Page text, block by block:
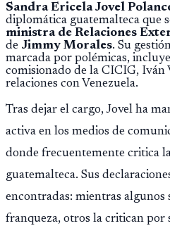
Sandra Ericela Jovel
diplomática guatemalteca que
ministra de Relaciones
de Jimmy Morales. Su
marcada por polémicas,
comisionado de la CICIG, Iván
relaciones con Venezuela.
Tras dejar el cargo, Jovel ha
activa en los medios de
donde frecuentemente critica
guatemalteca. Sus
encontradas: mientras algunos
franqueza, otros la critican